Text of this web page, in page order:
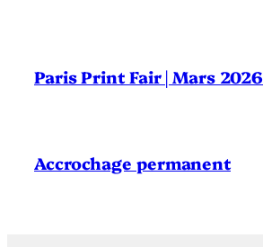
Paris Print Fair | Mars 2026
Accrochage permanent